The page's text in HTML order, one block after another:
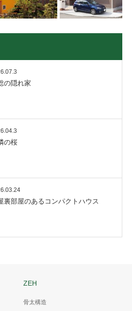
の隠れ家
の桜
裏部屋のあるコンパクトハウス
ZEH
骨太構造